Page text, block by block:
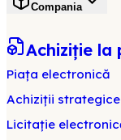
Compania
Achiziție la
Piața electronică
Achiziții strategice
Licitație